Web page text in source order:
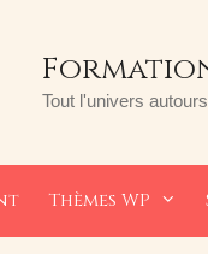
Tout l'univers
Thèmes WP